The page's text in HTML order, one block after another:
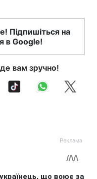
аналог
більш ніж на
інтелект
Підпишіться на